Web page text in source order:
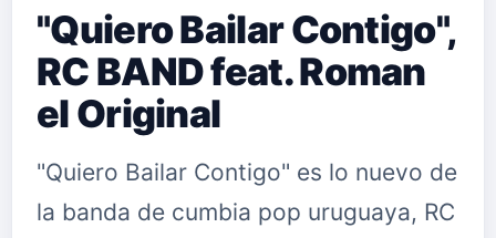
"Quiero Bailar Contigo",
RC BAND feat. Roman
el Original
"Quiero Bailar Contigo" es lo nuevo de
la banda de cumbia pop uruguaya, RC